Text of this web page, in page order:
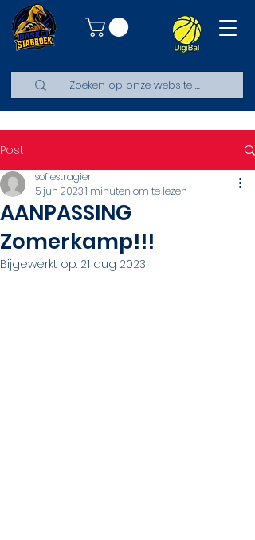
Post
AANPASSING
Zomerkamp!!!
sofiestragier
5 jun 20231 minuten om te lezen
Bijgewerkt op: 21 aug 2023